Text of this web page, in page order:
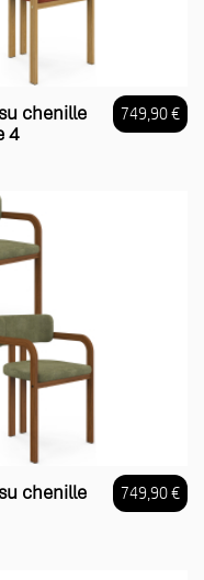
4
749,90 €
Prix
749,90 €